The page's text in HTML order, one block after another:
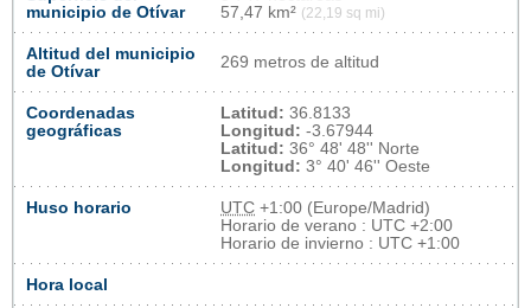
municipio de Otívar
57,47 km² (22,19 sq mi)
Altitud del municipio
de Otívar
269 metros de altitud
Coordenadas
geográficas
Latitud: 36.8133
Longitud: -3.67944
Latitud: 36° 48' 48'' Norte
Longitud: 3° 40' 46'' Oeste
Huso horario UTC +1:00 (Europe/Madrid)
Horario de verano : UTC +2:00
Horario de invierno : UTC +1:00
Hora local